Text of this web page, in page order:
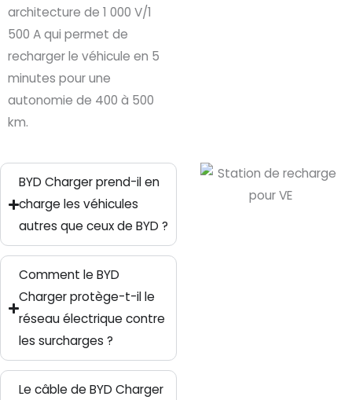
architecture de 1 000 V/1
500 A qui permet de
recharger le véhicule en 5
minutes pour une
autonomie de 400 à 500
km.
BYD Charger prend-il en
charge les véhicules
autres que ceux de BYD ?
Comment le BYD
Charger protège-t-il le
réseau électrique contre
les surcharges ?
Le câble de BYD Charger